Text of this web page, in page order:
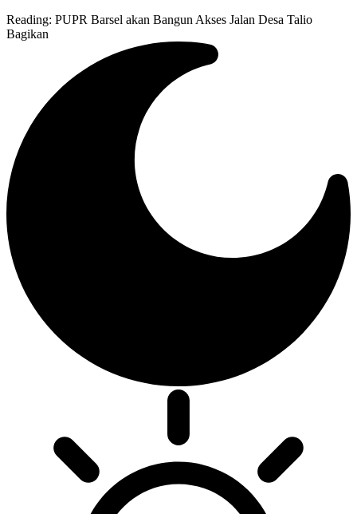
Reading: PUPR Barsel akan Bangun Akses Jalan Desa Talio
Bagikan